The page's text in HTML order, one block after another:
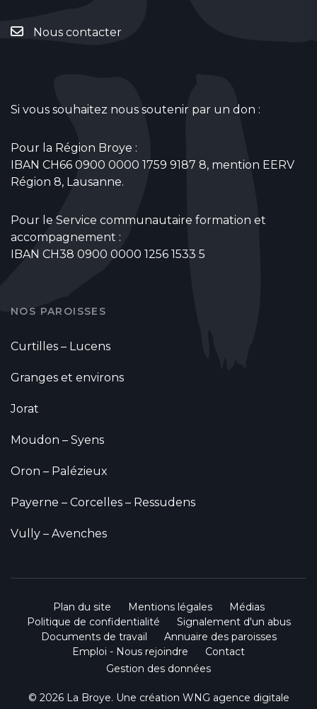
Nous contacter
Si vous souhaitez nous soutenir par un don :
Pour la Région Broye :
IBAN CH66 0900 0000 1759 9187 8, mention EERV
Région 8, Lausanne.
Pour le Service communautaire formation et
accompagnement :
IBAN CH38 0900 0000 1256 1533 5
NOS PAROISSES
Curtilles – Lucens
Granges et environs
Jorat
Moudon – Syens
Oron – Palézieux
Payerne – Corcelles – Ressudens
Vully – Avenches
Plan du site Mentions légales
Médias
Politique de confidentialité
Signalement d'un abus
Documents de travail
Annuaire des paroisses
Emploi - Nous rejoindre
Contact
Gestion des données
© 2026 La Broye. Une création WNG agence digitale